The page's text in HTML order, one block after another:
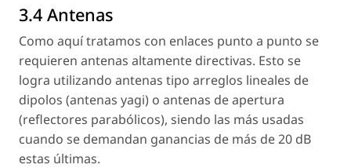
3.4 Antenas
Como aquí tratamos con enlaces punto a punto se
requieren antenas altamente directivas. Esto se
logra utilizando antenas tipo arreglos lineales de
dipolos (antenas yagi) o antenas de apertura
(reflectores parabólicos), siendo las más usadas
cuando se demandan ganancias de más de 20 dB
estas últimas.